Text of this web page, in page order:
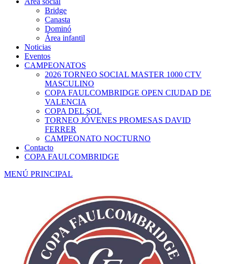
Bridge
Canasta
Dominó
Área infantil
Noticias
Eventos
CAMPEONATOS
2026 TORNEO SOCIAL MASTER 1000 CTV
MASCULINO
COPA FAULCOMBRIDGE OPEN CIUDAD DE
VALENCIA
COPA DEL SOL
TORNEO JÓVENES PROMESAS DAVID
FERRER
CAMPEONATO NOCTURNO
Contacto
COPA FAULCOMBRIDGE
MENÚ PRINCIPAL